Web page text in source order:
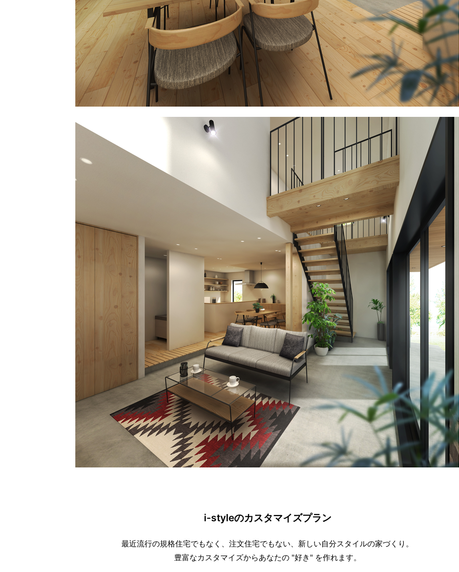
i-styleのカスタマイズプラン
最近流行の規格住宅でもなく、注文住宅でもない、新しい自分スタイルの家づくり。
豊富なカスタマイズからあなたの "好き" を作れます。